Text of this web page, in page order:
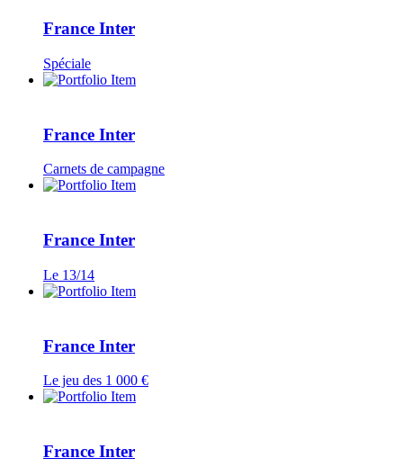
France Inter
Spéciale
France Inter
Carnets de campagne
France Inter
Le 13/14
France Inter
Le jeu des 1 000 €
France Inter